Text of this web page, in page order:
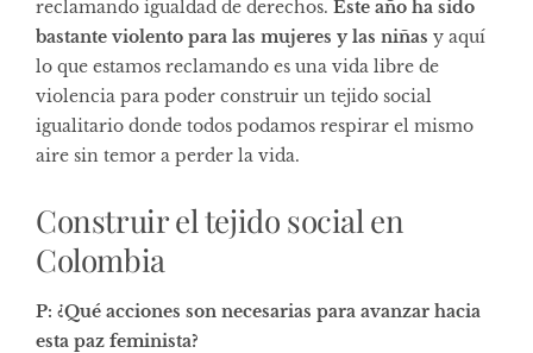
reclamando igualdad de derechos. Este año ha sido
bastante violento para las mujeres y las niñas y aquí
lo que estamos reclamando es una vida libre de
violencia para poder construir un tejido social
igualitario donde todos podamos respirar el mismo
aire sin temor a perder la vida.
Construir el tejido social en
Colombia
P: ¿Qué acciones son necesarias para avanzar hacia
esta paz feminista?